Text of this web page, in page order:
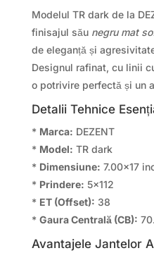
Modelul TR dark de la
finisajul său negru mat
de eleganță și
Designul rafinat, cu linii
o potrivire perfectă și un
Detalii Tehnice
* Marca: DEZENT
* Model: TR dark
* Dimensiune: 7.00×17
* Prindere: 5×112
* ET (Offset): 38
* Gaura Centrală (CB):
Avantajele Jantelor